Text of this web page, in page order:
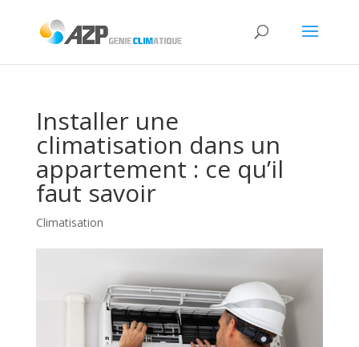
Installer une
climatisation dans un
appartement : ce qu’il
faut savoir
Climatisation